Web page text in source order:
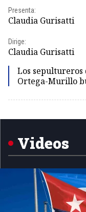
Presenta:
Claudia Gurisatti
Dirige:
Claudia Gurisatti
Los sepultureros
Ortega-Murillo
1
Videos